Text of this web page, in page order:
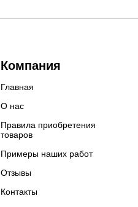
Компания
Главная
О нас
Правила приобретения
товаров
Примеры наших работ
Отзывы
Контакты